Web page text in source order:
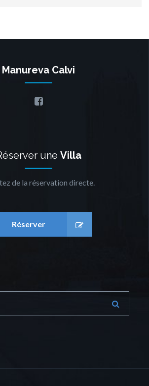
Manureva Calvi
une Villa
de la réservation directe.
Réserver